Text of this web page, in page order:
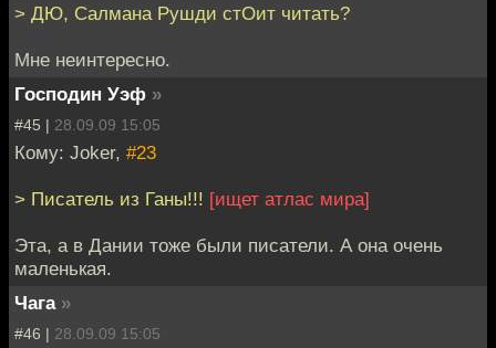
> ДЮ, Салмана Рушди стОит читать?
Мне неинтересно.
Господин Уэф »
#45 | 28.09.09 15:05
Кому: Joker, #23
> Писатель из Ганы!!! [ищет атлас мира]
Эта, а в Дании тоже были писатели. А она очень
маленькая.
Чага »
#46 | 28.09.09 15:05